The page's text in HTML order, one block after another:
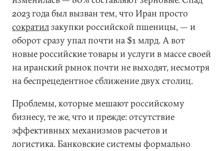
2023 года был вызван тем, что Иран просто
сократилзакупки российской пшеницы, — и
оборот сразу упал почти на $1 млрд. А вот
новые российские товары и услуги в массе своей
на иранский рынок почти не выходят, несмотря
на беспрецедентное сближение двух столиц.
Проблемы, которые мешают российскому
бизнесу, те же, что и прежде: отсутствие
эффективных механизмов расчетов и
логистика. Банковские системы формально